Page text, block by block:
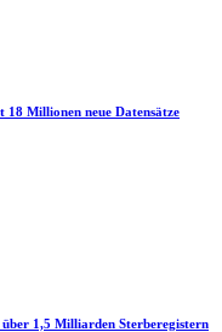
Millionen neue Datensätze
1,5 Milliarden Sterberegistern